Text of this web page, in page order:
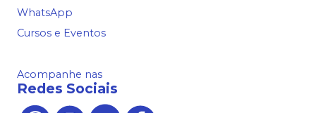
WhatsApp
Cursos e Eventos
Acompanhe nas
Redes Sociais